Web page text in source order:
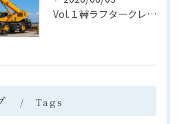
Vol.１🚧ラフタークレーン
Tags